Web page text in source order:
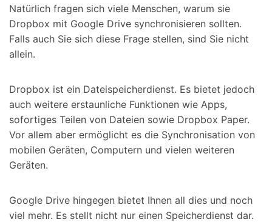
Natürlich fragen sich viele Menschen, warum sie
Dropbox mit Google Drive synchronisieren sollten.
Falls auch Sie sich diese Frage stellen, sind Sie nicht
allein.
Dropbox ist ein Dateispeicherdienst. Es bietet jedoch
auch weitere erstaunliche Funktionen wie Apps,
sofortiges Teilen von Dateien sowie Dropbox Paper.
Vor allem aber ermöglicht es die Synchronisation von
mobilen Geräten, Computern und vielen weiteren
Geräten.
Google Drive hingegen bietet Ihnen all dies und noch
viel mehr. Es stellt nicht nur einen Speicherdienst dar.